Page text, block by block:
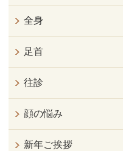
全身
足首
往診
顔の悩み
新年ご挨拶